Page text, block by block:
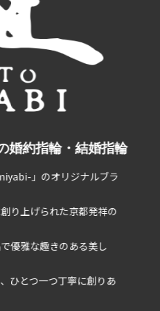
婚約指輪・結婚指輪
」のオリジナルブラ
り上げられた京都発祥の
優雅な趣きのある美し
ひとつ一つ丁寧に創りあ